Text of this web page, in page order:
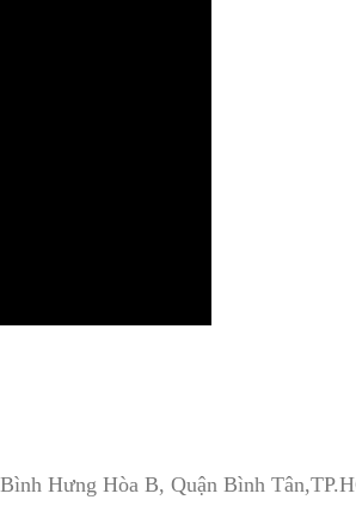
Hưng Hòa B, Quận Bình